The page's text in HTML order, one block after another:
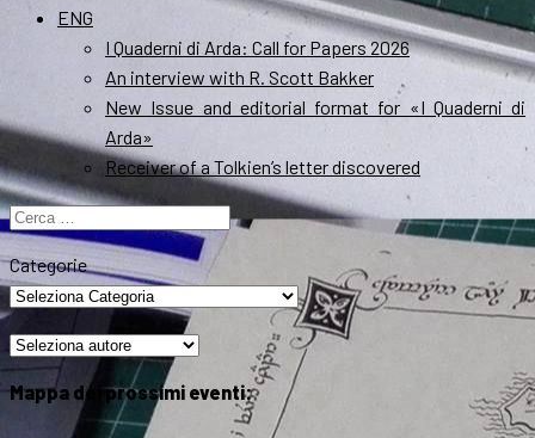
ENG
I Quaderni di Arda: Call for Papers 2026
An interview with R. Scott Bakker
New Issue and editorial format for «I Quaderni di
Arda»
Receiver of a Tolkien’s letter discovered
Ricerca
per:
Categorie
Mappa dei prossimi eventi: